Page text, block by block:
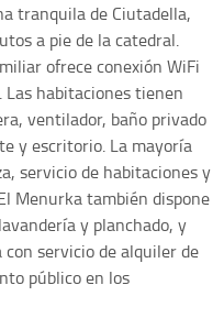
tranquila de Ciutadella,
a pie de la catedral.
ofrece conexión WiFi
habitaciones tienen
ventilador, baño privado
y escritorio. La mayoría
servicio de habitaciones y
Menurka también dispone
y planchado, y
servicio de alquiler de
público en los